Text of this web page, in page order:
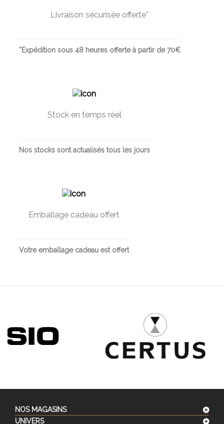
Livraison sécurisée offerte*
*Expédition sous 48 heures offerte à partir de 70€
Stock en temps réel
Nos stocks sont actualisés tous les jours
Emballage cadeau offert
Votre emballage cadeau est offert
NOS MAGASINS
UNIVERS